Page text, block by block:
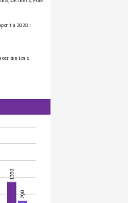
à 2020 :
réunions.
1352
790